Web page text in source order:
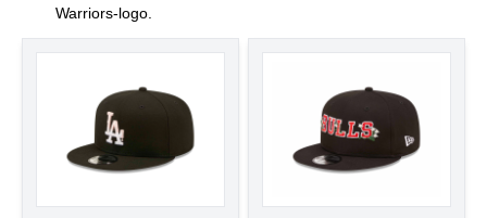
Warriors-logo.